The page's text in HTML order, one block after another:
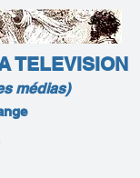
TELEVISION
médias)